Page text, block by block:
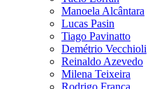
Manoela Alcântara
Lucas Pasin
Tiago Pavinatto
Demétrio Vecchioli
Reinaldo Azevedo
Milena Teixeira
Rodrigo França